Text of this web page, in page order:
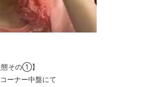
態その①】
ーナー中盤にて